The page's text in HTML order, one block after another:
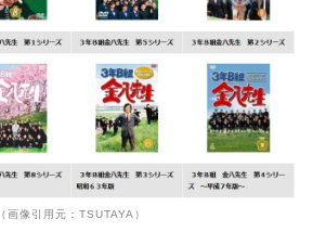
（画像引用元：TSUTAYA）